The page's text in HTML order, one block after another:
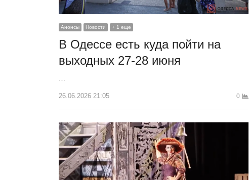
Анонсы Новости + 1 еще
В Одессе есть куда пойти на
выходных 27-28 июня
26.06.2026 21:05 0